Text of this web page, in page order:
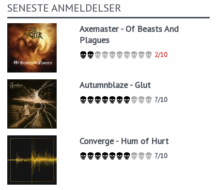
SENESTE ANMELDELSER
Axemaster - Of Beasts And
Plagues
2/10
Autumnblaze - Glut
7/10
Converge - Hum of Hurt
7/10